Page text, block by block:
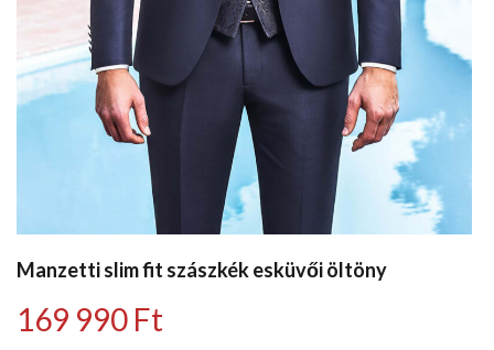
Manzetti slim fit szászkék esküvői öltöny
169 990 Ft